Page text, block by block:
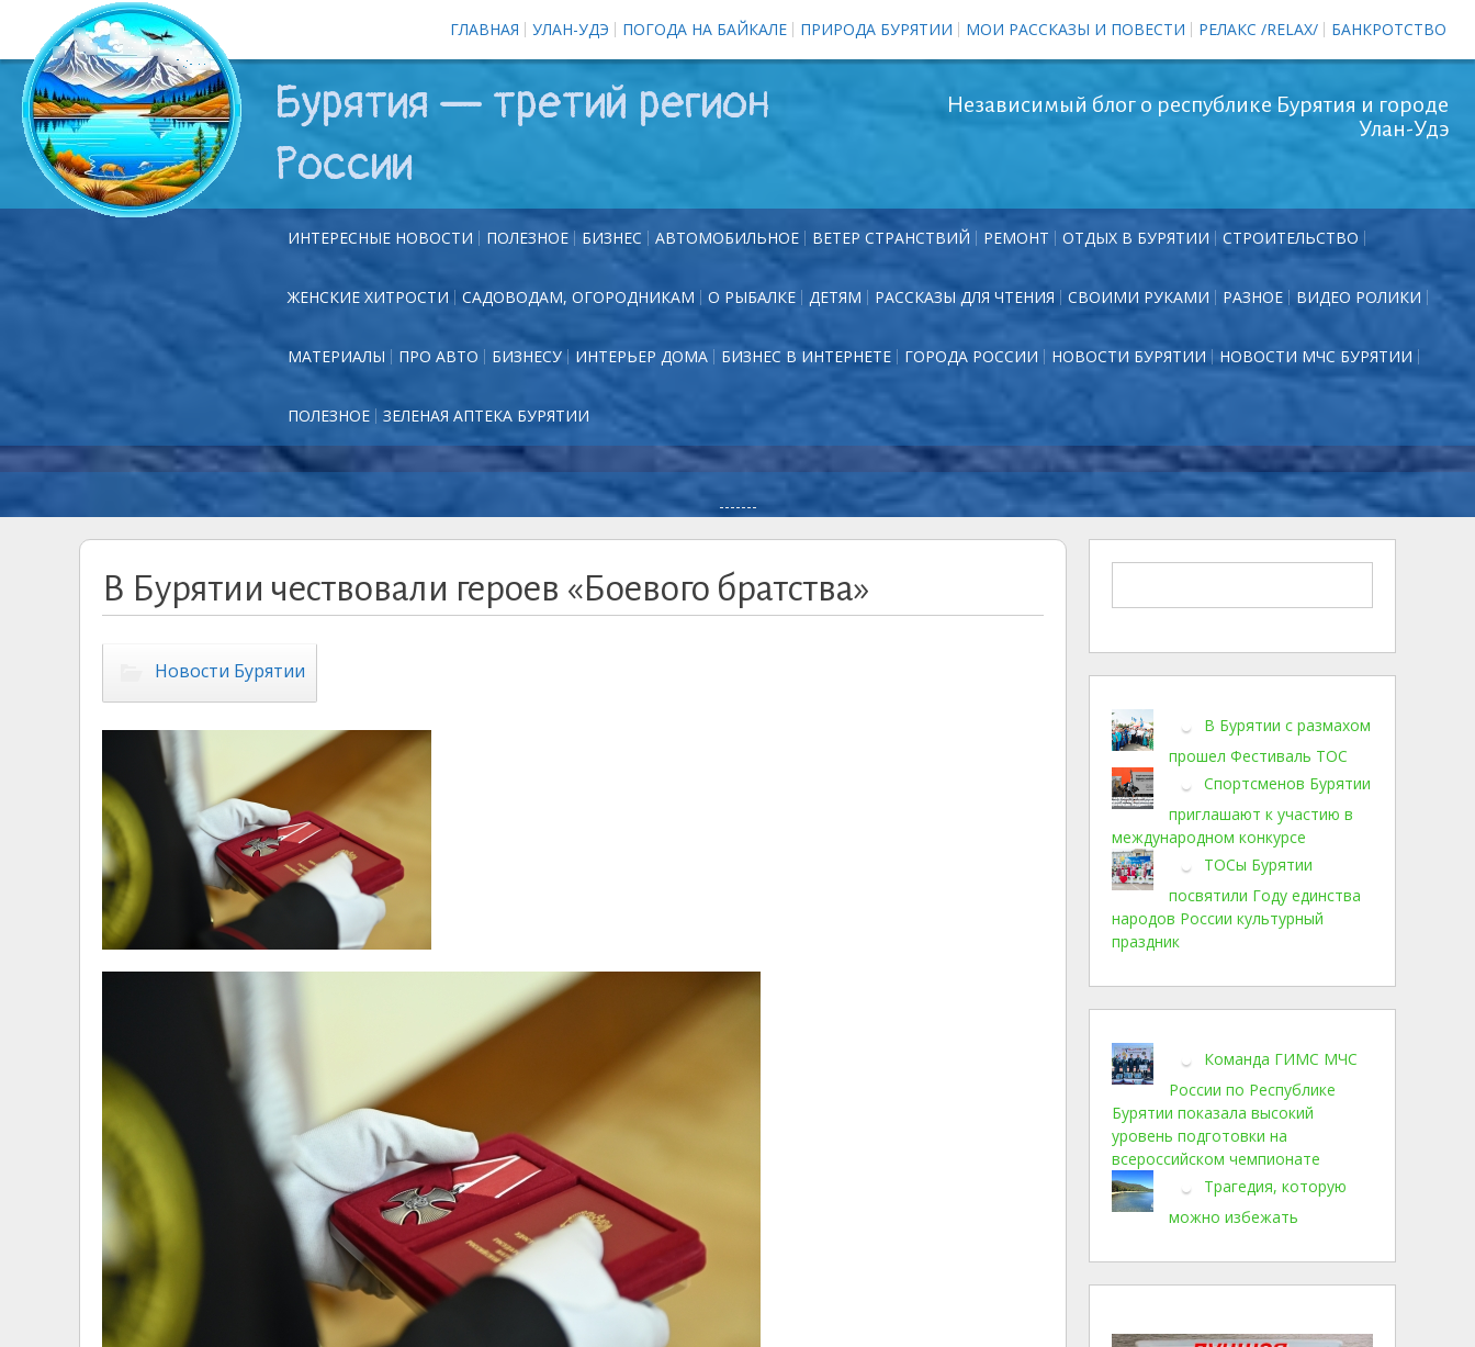
ГЛАВНАЯ УЛАН-УДЭ ПОГОДА НА БАЙКАЛЕ ПРИРОДА БУРЯТИИ МОИ РАССКАЗЫ И ПОВЕСТИ РЕЛАКС /RELAX/ БАНКРОТСТВО
Бурятия — третий регион
России
Независимый блог о республике Бурятия и городе
Улан-Удэ
ИНТЕРЕСНЫЕ НОВОСТИ ПОЛЕЗНОЕ БИЗНЕС АВТОМОБИЛЬНОЕ ВЕТЕР СТРАНСТВИЙ РЕМОНТ ОТДЫХ В БУРЯТИИ СТРОИТЕЛЬСТВО
ЖЕНСКИЕ ХИТРОСТИ САДОВОДАМ, ОГОРОДНИКАМ О РЫБАЛКЕ ДЕТЯМ РАССКАЗЫ ДЛЯ ЧТЕНИЯ СВОИМИ РУКАМИ РАЗНОЕ ВИДЕО РОЛИКИ
МАТЕРИАЛЫ ПРО АВТО БИЗНЕСУ ИНТЕРЬЕР ДОМА БИЗНЕС В ИНТЕРНЕТЕ ГОРОДА РОССИИ НОВОСТИ БУРЯТИИ НОВОСТИ МЧС БУРЯТИИ
ПОЛЕЗНОЕ ЗЕЛЕНАЯ АПТЕКА БУРЯТИИ
-------
В Бурятии чествовали героев «Боевого братства»
Новости Бурятии
В Бурятии с размахом
прошел Фестиваль ТОС
Спортсменов Бурятии
приглашают к участию в
международном конкурсе
ТОСы Бурятии
посвятили Году единства
народов России культурный
праздник
Команда ГИМС МЧС
России по Республике
Бурятии показала высокий
уровень подготовки на
всероссийском чемпионате
Трагедия, которую
можно избежать